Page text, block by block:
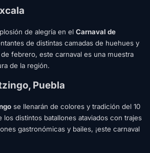
de alegría en el Carnaval de
de distintas camadas de huehues y
febrero, este carnaval es una muestra
de la región.
Puebla
se llenarán de colores y tradición del 10
los distintos batallones ataviados con trajes
gastronómicas y bailes, ¡este carnaval